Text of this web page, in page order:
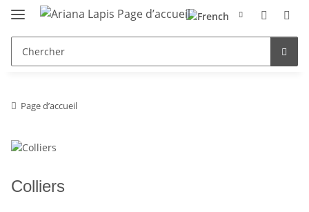
Page d’accueil
Colliers